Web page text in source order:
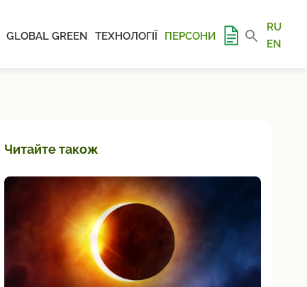
GLOBAL GREEN ТЕХНОЛОГІЇ ПЕРСОНИ
RU
EN
Читайте також